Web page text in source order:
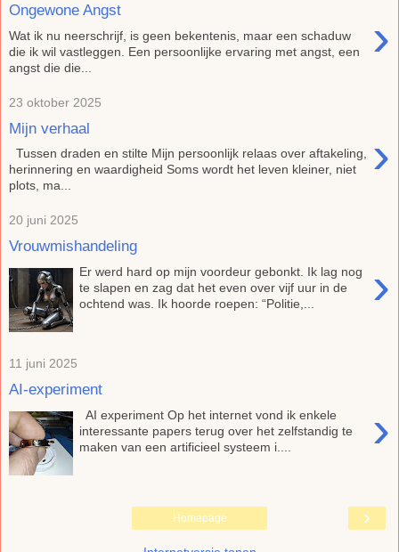
Ongewone Angst ›
Wat ik nu neerschrijf, is geen bekentenis, maar een schaduw
die ik wil vastleggen. Een persoonlijke ervaring met angst, een
angst die die...
23 oktober 2025
Mijn verhaal ›
Tussen draden en stilte Mijn persoonlijk relaas over aftakeling,
herinnering en waardigheid Soms wordt het leven kleiner, niet
plots, ma...
20 juni 2025
Vrouwmishandeling
›
Er werd hard op mijn voordeur gebonkt. Ik lag nog
te slapen en zag dat het even over vijf uur in de
ochtend was. Ik hoorde roepen: “Politie,...
11 juni 2025
AI-experiment
›
AI experiment Op het internet vond ik enkele
interessante papers terug over het zelfstandig te
maken van een artificieel systeem i....
›
Homepage